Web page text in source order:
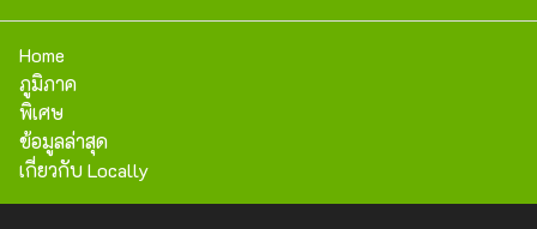
Home
ภูมิภาค
พิเศษ
ข้อมูลล่าสุด
เกี่ยวกับ Locally